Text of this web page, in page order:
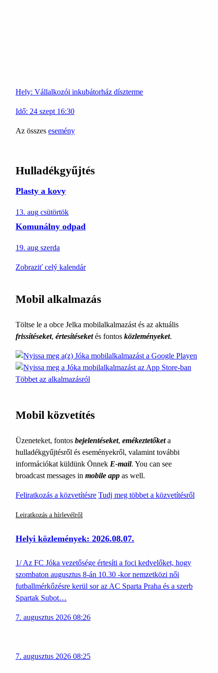
Hely: Vállalkozói inkubátorház díszterme
Idő: 24 szept 16:30
Az összes esemény
Hulladékgyűjtés
Plasty a kovy
13. aug csütörtök
Komunálny odpad
19. aug szerda
Zobraziť celý kalendár
Mobil alkalmazás
Töltse le a obce Jelka mobilalkalmazást és az aktuális
frissítéseket, értesítéseketés fontos közleményeket.
Többet az alkalmazásról
Mobil közvetítés
Üzeneteket, fontos bejelentéseket, emékeztetőketa
hulladékgyűjtésről és eseményekről, valamint további
információkat küldünk Önnek E-mail. You can see
broadcast messages in mobile app as well.
Feliratkozás a közvetítésre Tudj meg többet a közvetítésről
Leiratkozás a hírlevélről
Helyi közlemények: 2026.08.07.
1/ Az FC Jóka vezetősége értesíti a foci kedvelőket, hogy
szombaton augusztus 8-án 10.30 -kor nemzetközi női
futballmérkőzésre kerül sor az AC Sparta Praha és a szerb
Spartak Subot…
7. augusztus 2026 08:26
7. augusztus 2026 08:25